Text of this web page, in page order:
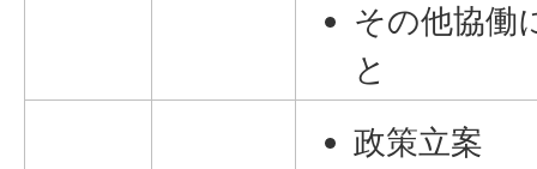
その他協働
と
政策立案